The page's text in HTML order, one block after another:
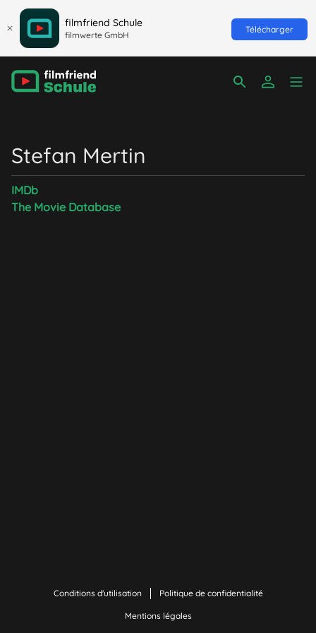
filmfriend Schule
filmwerte GmbH
Télécharger
Stefan Mertin
IMDb
The Movie Database
Conditions d'utilisation Politique de confidentialité
Mentions légales